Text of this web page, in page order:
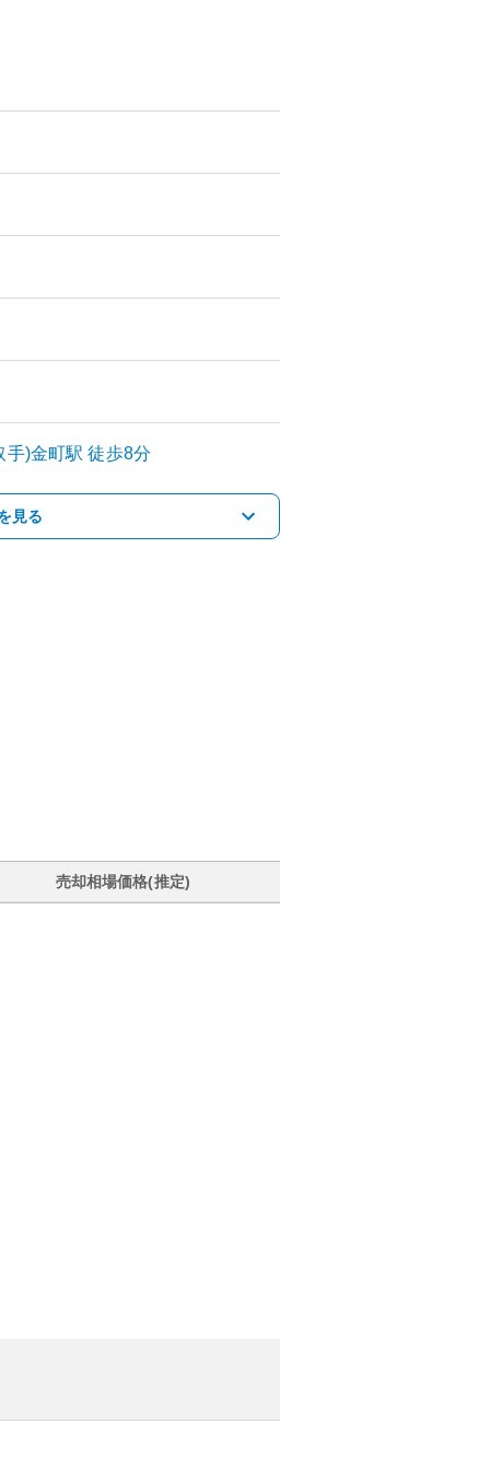
手)金町駅 徒歩8分
見る
売却相場価格(推定)